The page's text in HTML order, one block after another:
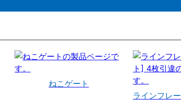
ねこゲート
ラインフレ